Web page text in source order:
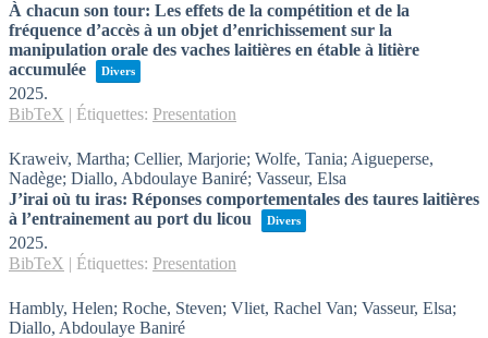
À chacun son tour: Les effets de la compétition et de la
fréquence d’accès à un objet d’enrichissement sur la
manipulation orale des vaches laitières en étable à litière
accumulée
Divers
2025.
BibTeX | Étiquettes: Presentation
Kraweiv, Martha; Cellier, Marjorie; Wolfe, Tania; Aigueperse,
Nadège; Diallo, Abdoulaye Baniré; Vasseur, Elsa
J’irai où tu iras: Réponses comportementales des taures laitières
à l’entrainement au port du licou
Divers
2025.
BibTeX | Étiquettes: Presentation
Hambly, Helen; Roche, Steven; Vliet, Rachel Van; Vasseur, Elsa;
Diallo, Abdoulaye Baniré